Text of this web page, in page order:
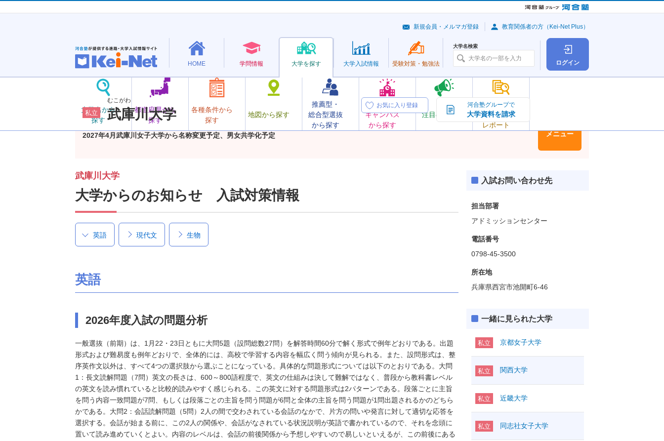
ログイン
HOME 学問情報 大学を探す
大学名から
探す
都道府県から
探す
各種条件から
探す
地図から探す
推薦型・
総合型選抜
から探す
オープン
キャンパス
から探す
注目の大学
大学の今
トピック＆
レポート
大学入試情報 受験対策・ 勉強法
大学名検索
新規会員・メルマガ登録 教育関係者の方（Kei-Net Plus）
私立
むこがわ
武庫川大学
2027年4月武庫川女子大学から名称変更予定、男女共学化予定
お気に入り登録 河合塾グループで
大学資料を請求
メニュー
武庫川大学
大学からのお知らせ 入試対策情報
英語 現代文 生物
英語
2026年度入試の問題分析
一般選抜（前期）は、1月22・23日ともに大問5題（設問総数27問）を解答時間60分で解く形式で例年どおりである。出題
形式および難易度も例年どおりで、全体的には、高校で学習する内容を幅広く問う傾向が見られる。また、設問形式は、整
序英作文以外は、すべて4つの選択肢から選ぶことになっている。具体的な問題形式については以下のとおりである。大問
1：長文読解問題（7問）英文の長さは、600～800語程度で、英文の仕組みは決して難解ではなく、普段から教科書レベル
の英文を読み慣れていると比較的読みやすく感じられる。この英文に対する問題形式は2パターンである。段落ごとに主旨
を問う内容一致問題が7問、もしくは段落ごとの主旨を問う問題が6問と全体の主旨を問う問題が1問出題されるかのどちら
かである。大問2：会話読解問題（5問）2人の間で交わされている会話のなかで、片方の問いや発言に対して適切な応答を
選択する。会話が始まる前に、この2人の関係や、会話がなされている状況説明が英語で書かれているので、それを念頭に
置いて読み進めていくとよい。内容のレベルは、会話の前後関係から予想しやすいので易しいといえるが、この前後にある
入試お問い合わせ先
担当部署
アドミッションセンター
電話番号
0798-45-3500
所在地
兵庫県西宮市池開町6-46
一緒に見られた大学
私立 京都女子大学
私立 関西大学
私立 近畿大学
私立 同志社女子大学